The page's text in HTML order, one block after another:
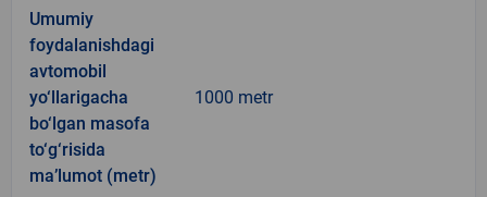
Umumiy
foydalanishdagi
avtomobil
yo‘llarigacha
bo‘lgan masofa
to‘g‘risida
ma’lumot (metr)
1000 metr